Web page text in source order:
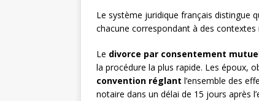
Le système juridique français distingue
chacune correspondant à des contextes
Le divorce par consentement
la procédure la plus rapide. Les époux,
convention réglant l’ensemble des
notaire dans un délai de 15 jours après